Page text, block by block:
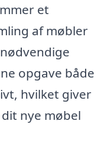
et
af møbler
opgave både
hvilket giver
nye møbel